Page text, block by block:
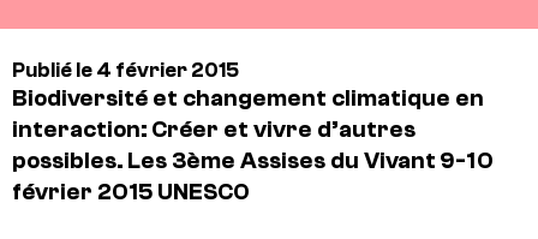
Publié le 4 février 2015
Biodiversité et changement climatique en
interaction: Créer et vivre d’autres
possibles. Les 3ème Assises du Vivant 9-10
février 2015 UNESCO